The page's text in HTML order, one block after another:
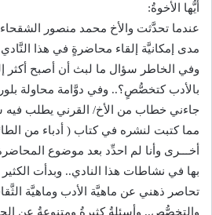
أيُّها الأخوةُ:
عندما تحدَّثت والأخ محمد منصور
مدى إمكانيَّة إلقاء محاضرةٍ في هذا
وفي الخاطر سؤال ما لبث أن أصبح أكثر
بالأدب كتخصُّصٍ؟.. وفي دوَّامة محاولة
جاءني خطاب من الأخ/ القرني يطلب فيه
مما كتبت لنشره في كتاب ( أدباء من
أخـــرى وأنا لم احدِّد بعد موضوع
بها في نشاطات هذا النادي.. وبدأت
تحاصر ذهني عن ماهيَّة الأدب وماهيَّة
والتخصُّص.. وأسئلةُ كثيرةُ ومتنوعةُ عن